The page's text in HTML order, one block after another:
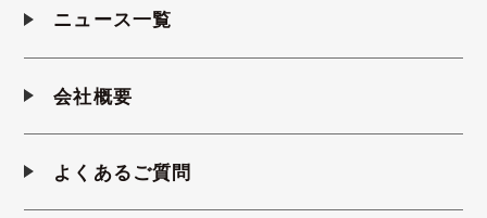
ニュース一覧
会社概要
よくあるご質問